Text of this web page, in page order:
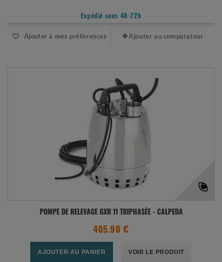
Expédié sous 48-72h
Ajouter à mes préférences Ajouter au comparateur
POMPE DE RELEVAGE GXR 11 TRIPHASÉE - CALPEDA
405.90 €
AJOUTER AU PANIER VOIR LE PRODUIT